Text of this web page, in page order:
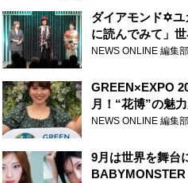
ダイアモンド✡ユ
に読んでみて」
ー『アナスタシ
NEWS ONLINE 編集部
GREEN×EXPO
月！“花博”の魅
NEWS ONLINE 編集部
9月は世界を舞台